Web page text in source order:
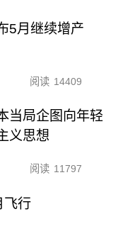
5月继续增产
阅读 14409
当局企图向年轻
义思想
阅读 11797
行